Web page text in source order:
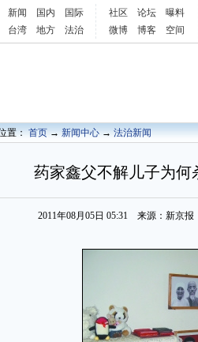
新闻 国内
国际
台湾 地方 法治
社区 论坛
曝料
微博
博客 空间
置：首页→新闻中心→法治新闻
药家鑫父不解儿子为何
2011年08月05日 05:31 来源：新京报